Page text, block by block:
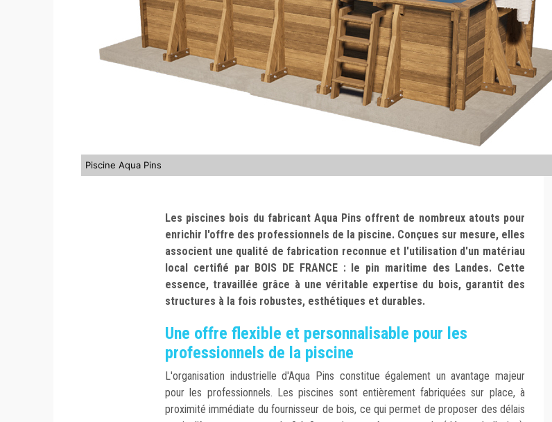
Piscine Aqua Pins
Les piscines bois du fabricant Aqua Pins offrent de nombreux atouts pour
enrichir l'offre des professionnels de la piscine. Conçues sur mesure, elles
associent une qualité de fabrication reconnue et l'utilisation d'un matériau
local certifié par BOIS DE FRANCE : le pin maritime des Landes. Cette
essence, travaillée grâce à une véritable expertise du bois, garantit des
structures à la fois robustes, esthétiques et durables.
Une offre flexible et personnalisable pour les
professionnels de la piscine
L'organisation industrielle d'Aqua Pins constitue également un avantage majeur
pour les professionnels. Les piscines sont entièrement fabriquées sur place, à
proximité immédiate du fournisseur de bois, ce qui permet de proposer des délais